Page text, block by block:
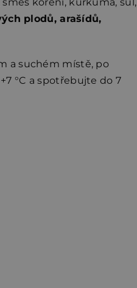
plodů, arašídů,
a suchém místě, po
°C a spotřebujte do 7